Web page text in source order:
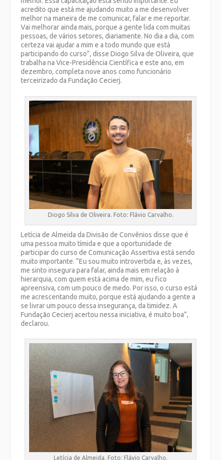
acredito que está me ajudando muito a me desenvolver
melhor na maneira de me comunicar, falar e me reportar.
Vai melhorar ainda mais, porque a gente lida com muitas
pessoas, de vários setores, diariamente. No dia a dia, com
certeza vai ajudar a mim e a todo mundo que está
participando do curso”, disse Diogo Silva de Oliveira, que
trabalha na Vice-Presidência Científica e este ano, em
dezembro, completa nove anos como funcionário
terceirizado da Fundação Cecierj.
Diogo Silva de Oliveira. Foto: Flávio Carvalho.
Letícia de Almeida da Divisão de Convênios disse que é
uma pessoa muito tímida e que a oportunidade de
participar do curso de Comunicação Assertiva está sendo
muito importante. “Eu sou muito introvertida e, às vezes,
me sinto insegura para falar, ainda mais em relação à
hierarquia, com quem está acima de mim, eu fico
apreensiva, com um pouco de medo. Por isso, o curso está
me acrescentando muito, porque está ajudando a gente a
se livrar um pouco dessa insegurança, da timidez. A
Fundação Cecierj acertou nessa iniciativa, é muito boa”,
declarou.
Letícia de Almeida. Foto: Flávio Carvalho.